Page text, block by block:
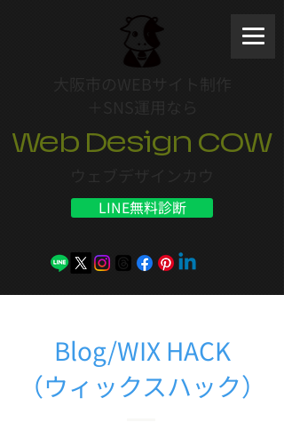
Web Design COW
LINE無料診断
Blog/WIX HACK
（ウィックスハック）